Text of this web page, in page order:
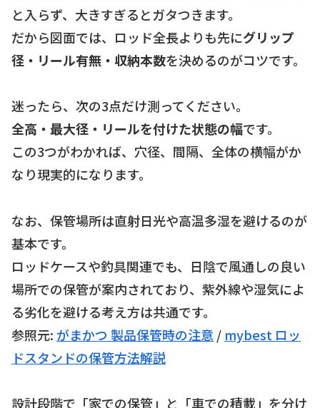
と入らず、大きすぎるとガタつきます。
だから図面では、ロッド全長よりも先にグリップ
径・リール有無・収納本数を決めるのがコツです。
迷ったら、次の3点だけ測ってください。
全高・最大径・リールを付けた状態の幅です。
この3つがわかれば、穴径、間隔、全体の横幅がか
なり現実的になります。
なお、保管場所は直射日光や高温多湿を避けるのが
基本です。
ロッドケースや釣具関連でも、日陰で風通しの良い
場所での保管が案内されており、紫外線や湿気によ
る劣化を避ける考え方は共通です。
参照元: がまかつ 製品保管時の注意 / mybest ロッ
ドスタンドの保管方法解説
設計段階で「家での保管」と「車での積載」を分け